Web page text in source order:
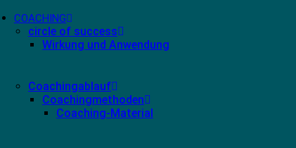
COACHING
circle of success
Wirkung und Anwendung
Coachingablauf
Coachingmethoden
Coaching-Material